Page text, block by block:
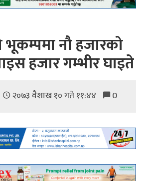
भूकम्पमा नौ हजारको
हजार गम्भीर घाइते
२०७३ वैशाख १० गते ११:४४ 0